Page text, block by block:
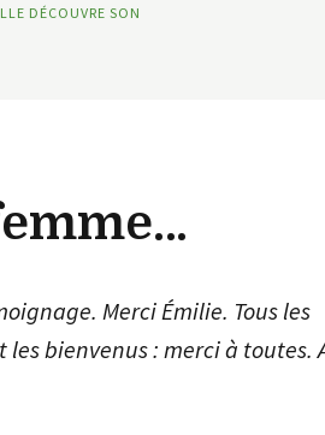
DÉCOUVRE SON
Merci Émilie. Tous les
bienvenus : merci à toutes.